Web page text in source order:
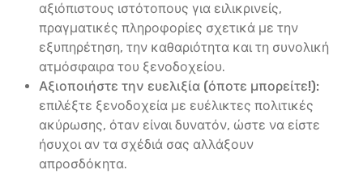
αξιόπιστους ιστότοπους για ειλικρινείς,
πραγματικές πληροφορίες σχετικά με την
εξυπηρέτηση, την καθαριότητα και τη συνολική
ατμόσφαιρα του ξενοδοχείου.
Αξιοποιήστε την ευελιξία (όποτε μπορείτε!):
επιλέξτε ξενοδοχεία με ευέλικτες πολιτικές
ακύρωσης, όταν είναι δυνατόν, ώστε να είστε
ήσυχοι αν τα σχέδιά σας αλλάξουν
απροσδόκητα.